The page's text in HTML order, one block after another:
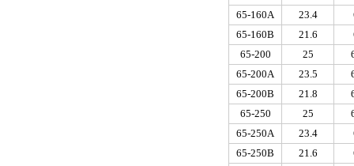
65-160A
23.4
65-160B
21.6
65-200
25
65-200A
23.5
65-200B
21.8
65-250
25
65-250A
23.4
65-250B
21.6